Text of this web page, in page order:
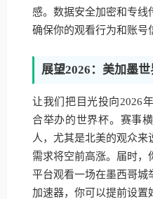
感。数据安全加密和专线
确保你的观看行为和账号
展望2026：美加墨
让我们把目光投向2026
合举办的世界杯。赛事
人，尤其是北美的观众
需求将空前高涨。届时，
平台观看一场在墨西哥城
加速器，你可以提前设置